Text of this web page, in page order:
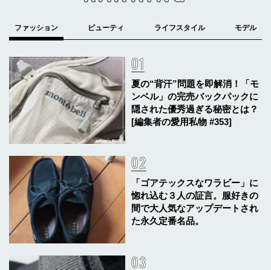
夏の“背汗”問題を即解消！「モ
ンベル」の完売バックパックに
隠された優秀過ぎる秘密とは？
[編集者の愛用私物 #353]
「ゴアテックスなワラビー」に
惚れ込む３人の証言。服好きの
間で大人気なアップデートされ
た永久定番名品。